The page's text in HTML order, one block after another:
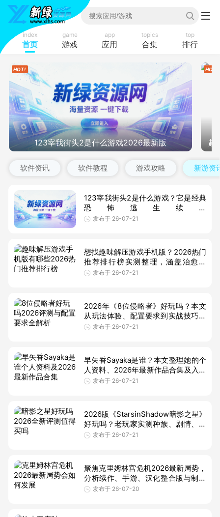
index
首页
game
游戏
app
应用
topics
合集
top
排行
123宰我街头2是什么游戏2026最新版 趣
软件资讯 软件教程 游戏攻略 新游资
123宰我街头2是什么游戏？它是经典
恐怖逃生续作
《123SlaughterMeStreet2》的
发布于 26-07-21
想找趣味解压游戏手机版？2026热门
推荐排行榜实测整理，涵盖治愈建
造、物理沙盒、ASMR模拟等解压小
发布于 26-07-21
2026年《8位侵略者》好玩吗？本文
从玩法体验、配置要求到实战技巧进
行全面评测，适合犹豫入手的玩家参
发布于 26-07-21
早矢香Sayaka是谁？本文整理她的个
人资料、2026年最新作品合集及入坑
建议，适合想了解Sayaka、寻找靠谱
发布于 26-07-21
2026版《StarsinShadow暗影之星》
好玩吗？老玩家实测种族、剧情、后
期卡顿与购买价值，帮你判断这款太
发布于 26-07-21
聚焦克里姆林宫危机2026最新局势，
分析续作、手游、汉化整合版与制作
组动态，帮玩家判断要不要入坑、值
发布于 26-07-20